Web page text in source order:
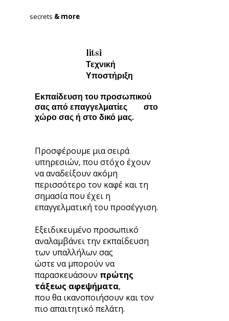
secrets & more
litsi
Τεχνική
Υποστήριξη
Εκπαίδευση του προσωπικού
σας από επαγγελματίες στο
χώρο σας ή στο δικό μας.
Προσφέρουμε μια σειρά
υπηρεσιών, που στόχο έχουν
να αναδείξουν ακόμη
περισσότερο τον καφέ και τη
σημασία που έχει η
επαγγελματική του προσέγγιση.
Εξειδικευμένο προσωπικό
αναλαμβάνει την εκπαίδευση
των υπαλλήλων σας
ώστε να μπορoύν να
παρασκευάσουν πρώτης
τάξεως αφεψήματα,
που θα ικανοποιήσουν και τον
πιο απαιτητικό πελάτη.